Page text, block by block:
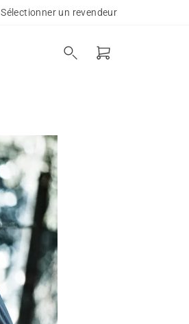
Sélectionner un revendeur